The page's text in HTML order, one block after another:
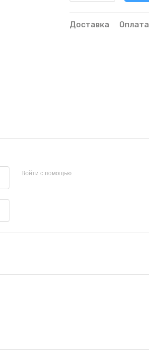
Доставка Оплата
Войти с помощью